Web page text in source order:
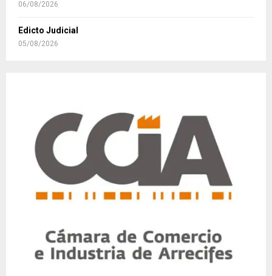
06/08/2026
Edicto Judicial
05/08/2026